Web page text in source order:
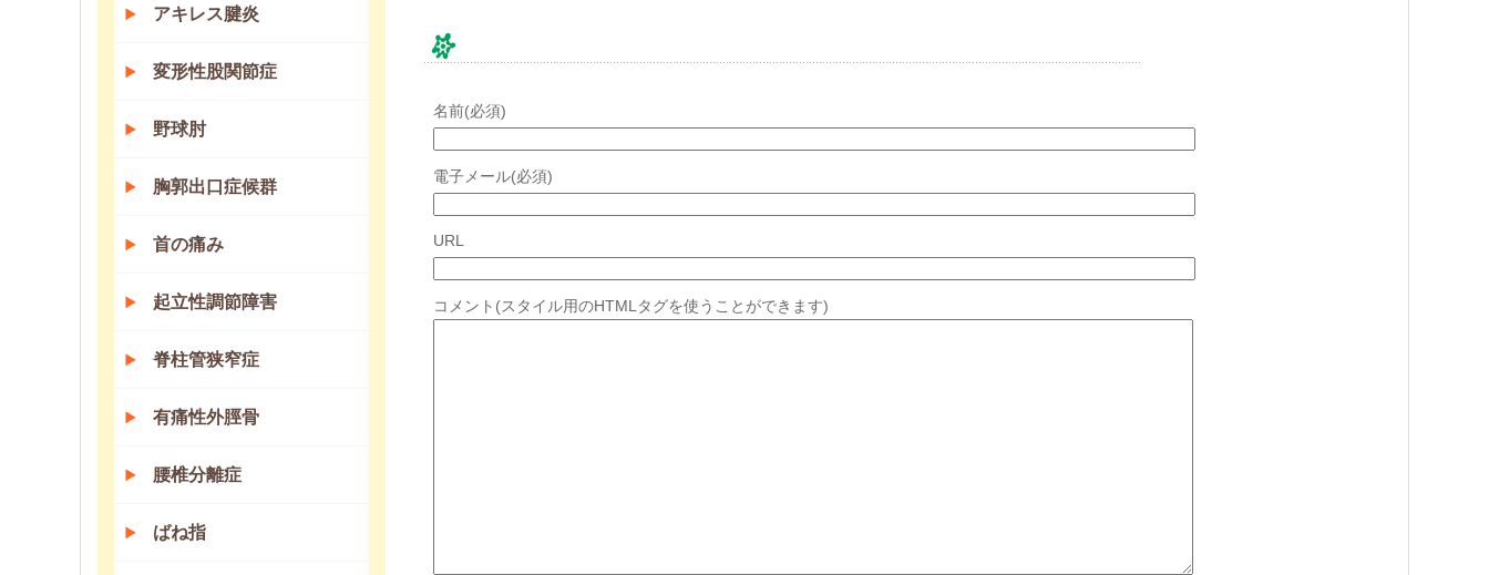
名前(必須)
電子メール(必須)
URL
コメント(スタイル用のHTMLタグを使うことができます)
アキレス腱炎
変形性股関節症
野球肘
胸郭出口症候群
首の痛み
起立性調節障害
脊柱管狭窄症
有痛性外脛骨
腰椎分離症
ばね指